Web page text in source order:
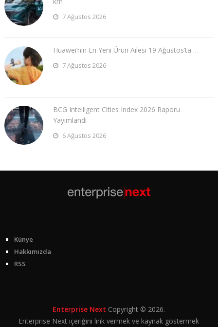
7 Ağustos 2026
Huawei’nin En Yeni Ürün Ailesi 19 Ağustos’ta …
7 Ağustos 2026
BCG Intelligent Cities Index 2026 Raporu
Yayımlandı
6 Ağustos 2026
Künye
Hakkımızda
RSS
Enterprise Next Copyright © 2026.
Enterprise Next içeriğini link vermek ve kaynak göstermek